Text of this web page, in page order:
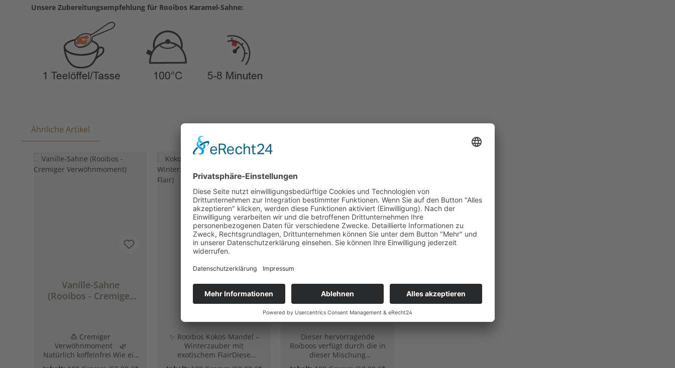
Unsere Zubereitungsempfehlung für Rooibos Karamel-Sahne:
Ähnliche Artikel
Produktgalerie überspringen
Vanille-Sahne
(Rooibos - Cremiger
🍮 Cremiger
Verwöhnmoment 🌿
Natürlich koffeinfrei Wie ein
Kokos Mandel
(Rooibos -
Winterzauber mit
exotischem Flair)
✨ Rooibos Kokos-Mandel –
Winterzauber mit
exotischem FlairDiese
außergewöhnliche Rooibos-
Vanille, Bio (Rooibos)
Dieser hervorragende
Roiboos verfügt durch die in
dieser Mischung
enthaltenen Vanillestücke